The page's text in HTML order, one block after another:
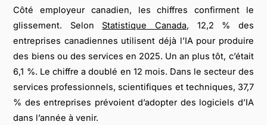
Côté employeur canadien, les chiffres confirment le
glissement. Selon Statistique Canada, 12,2 % des
entreprises canadiennes utilisent déjà l’IA pour produire
des biens ou des services en 2025. Un an plus tôt, c’était
6,1 %. Le chiffre a doublé en 12 mois. Dans le secteur des
services professionnels, scientifiques et techniques, 37,7
% des entreprises prévoient d’adopter des logiciels d’IA
dans l’année à venir.